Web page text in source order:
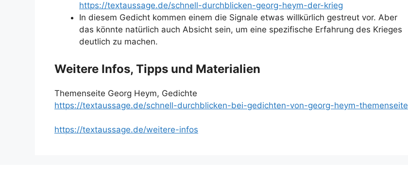
https://textaussage.de/schnell-durchblicken-georg-heym-der-krieg
In diesem Gedicht kommen einem die Signale etwas willkürlich gestreut vor. Aber
das könnte natürlich auch Absicht sein, um eine spezifische Erfahrung des Krieges
deutlich zu machen.
Weitere Infos, Tipps und Materialien
Themenseite Georg Heym, Gedichte
https://textaussage.de/schnell-durchblicken-bei-gedichten-von-georg-heym-themenseite
https://textaussage.de/weitere-infos